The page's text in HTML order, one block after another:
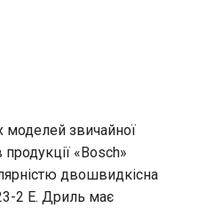
моделей звичайної
«Bosch»
двошвидкісна
2 E. Дриль має